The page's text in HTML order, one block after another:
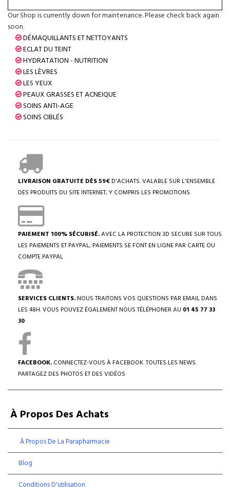
Our Shop is currently down for maintenance. Please check back again
soon.
DÉMAQUILLANTS ET NETTOYANTS
ECLAT DU TEINT
HYDRATATION - NUTRITION
LES LÈVRES
LES YEUX
PEAUX GRASSES ET ACNEIQUE
SOINS ANTI-AGE
SOINS CIBLÉS
LIVRAISON GRATUITE DÈS 59€ D'ACHATS. VALABLE SUR L'ENSEMBLE
DES PRODUITS DU SITE INTERNET, Y COMPRIS LES PROMOTIONS.
PAIEMENT 100% SÉCURISÉ.AVEC LA PROTECTION 3D SECURE SUR TOUS
LES PAIEMENTS ET PAYPAL, PAIEMENTS SE FONT EN LIGNE PAR CARTE OU
COMPTE PAYPAL
SERVICES CLIENTS. NOUS TRAITONS VOS QUESTIONS PAR EMAIL DANS
LES 48H. VOUS POUVEZ ÉGALEMENT NOUS TÉLÉPHONER AU 01 45 77 33
30
FACEBOOK. CONNECTEZ-VOUS À FACEBOOK. TOUTES LES NEWS.
PARTAGEZ DES PHOTOS ET DES VIDÉOS
À Propos Des Achats
À Propos De La Parapharmacie
Blog
Conditions D'utilisation